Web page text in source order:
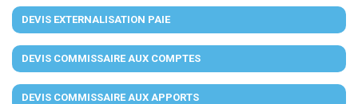
DEVIS EXTERNALISATION PAIE
DEVIS COMMISSAIRE AUX COMPTES
DEVIS COMMISSAIRE AUX APPORTS